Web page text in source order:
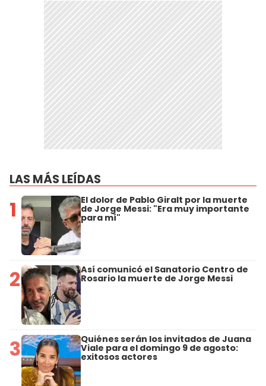
LAS MÁS LEÍDAS
1 El dolor de Pablo Giralt por la muerte
de Jorge Messi: "Era muy importante
para mí"
2 Así comunicó el Sanatorio Centro de
Rosario la muerte de Jorge Messi
3 Quiénes serán los invitados de Juana
Viale para el domingo 9 de agosto:
exitosos actores